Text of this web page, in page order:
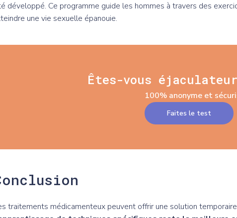
développé. Ce programme guide les hommes à travers des
une vie sexuelle épanouie.
Êtes-vous
Faites le test
100% anonyme et
traitements médicamenteux peuvent offrir une solution